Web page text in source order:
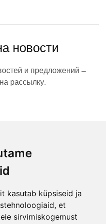
kasutab küpsiseid ja
et
sirvimiskogemust
новости
и предложений —
рассылку.
соглашаетесь с нашей
Вы можете отписаться в